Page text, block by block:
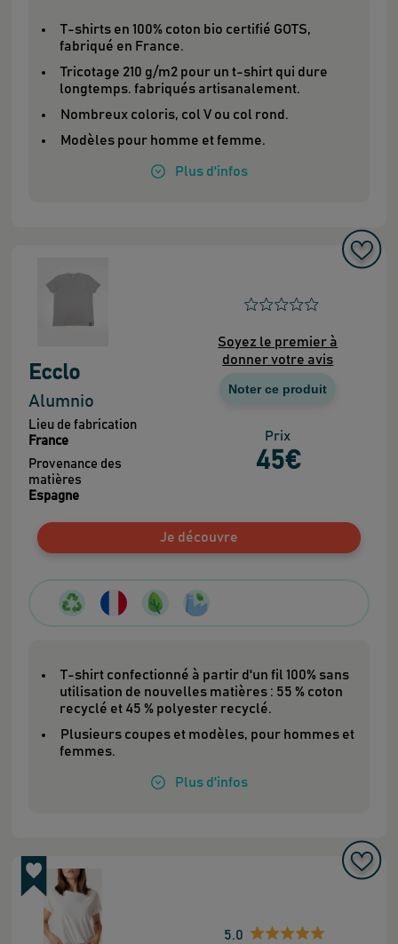
T-shirts en 100% coton bio certifié GOTS,
fabriqué en France.
Tricotage 210 g/m2 pour un t-shirt qui dure
longtemps. fabriqués artisanalement.
Nombreux coloris, col V ou col rond.
Modèles pour homme et femme.
Plus d'infos
Soyez le premier à
donner votre avis
Noter ce produit
Prix
45€
Ecclo
Alumnio
Lieu de fabrication
France
Provenance des
matières
Espagne
Je découvre
T-shirt confectionné à partir d'un fil 100% sans
utilisation de nouvelles matières : 55 % coton
recyclé et 45 % polyester recyclé.
Plusieurs coupes et modèles, pour hommes et
femmes.
Plus d'infos
5.0